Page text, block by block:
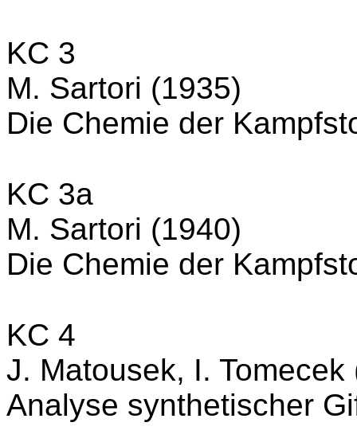
KC 3
M. Sartori (1935)
Die Chemie der
KC 3a
M. Sartori (1940)
Die Chemie der
KC 4
J. Matousek, I. Tomecek
Analyse synthetischer